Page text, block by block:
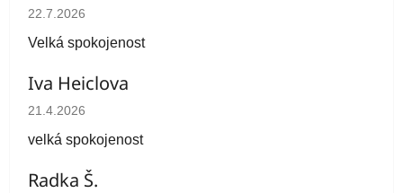
Hodnocení obchodu je 5 z 5 hvězdiček.
22.7.2026
Velká spokojenost
Iva Heiclova
Hodnocení obchodu je 5 z 5 hvězdiček.
21.4.2026
velká spokojenost
Radka Š.